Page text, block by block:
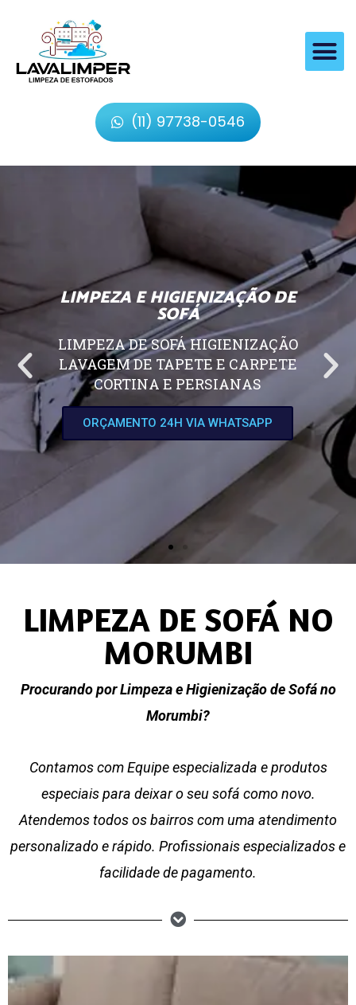
(11) 97738-0546
LIMPEZA E HIGIENIZAÇÃO DE
SOFÁ
LIMPEZA DE SOFÁ HIGIENIZAÇÃO
LAVAGEM DE TAPETE E CARPETE
CORTINA E PERSIANAS
ORÇAMENTO 24H VIA WHATSAPP
LIMPEZA DE SOFÁ NO
MORUMBI
Procurando por Limpeza e Higienização de Sofá no
Morumbi?
Contamos com Equipe especializada e produtos
especiais para deixar o seu sofá como novo.
Atendemos todos os bairros com uma atendimento
personalizado e rápido. Profissionais especializados e
facilidade de pagamento.